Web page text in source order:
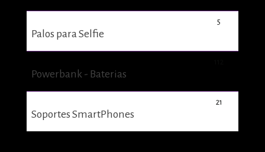
Palos para Selfie
5
Powerbank - Baterias
Soportes SmartPhones
21